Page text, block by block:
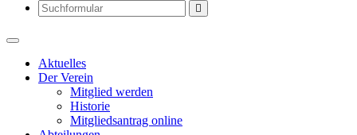
Search
Aktuelles
Der Verein
Mitglied werden
Historie
Mitgliedsantrag online